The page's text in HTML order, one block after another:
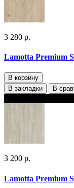
3 280 р.
Lamotta Premium
В корзину
В закладки
В
3 200 р.
Lamotta Premium